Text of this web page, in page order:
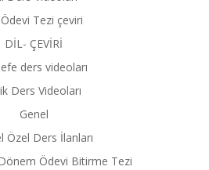
Tezi çeviri
DİL- ÇEVİRİ
ders videoları
Ders Videoları
Genel
Özel Ders İlanları
Ödevi Bitirme Tezi